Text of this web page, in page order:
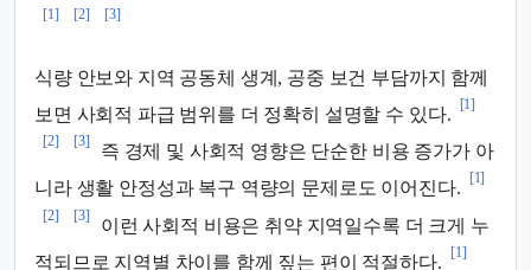
[1] [2] [3]
식량 안보와 지역 공동체 생계, 공중 보건 부담까지 함께
보면 사회적 파급 범위를 더 정확히 설명할 수 있다.
[1]
[2] [3]
즉 경제 및 사회적 영향은 단순한 비용 증가가 아
니라 생활 안정성과 복구 역량의 문제로도 이어진다.
[1]
[2] [3]
이런 사회적 비용은 취약 지역일수록 더 크게 누
적되므로 지역별 차이를 함께 짚는 편이 적절하다.
[1]